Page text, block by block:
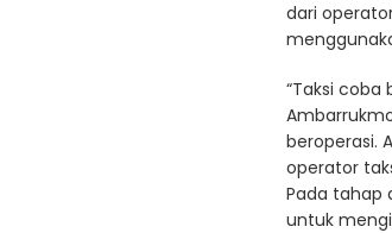
dari
“Taksi
beroperasi.
operator
Pada tahap
untuk